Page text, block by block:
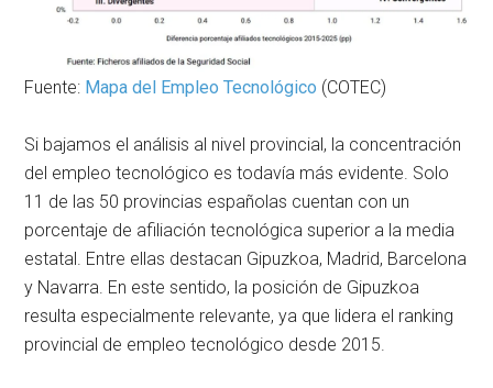
Fuente: Mapa del Empleo Tecnológico (COTEC)
Si bajamos el análisis al nivel provincial, la concentración
del empleo tecnológico es todavía más evidente. Solo
11 de las 50 provincias españolas cuentan con un
porcentaje de afiliación tecnológica superior a la media
estatal. Entre ellas destacan Gipuzkoa, Madrid, Barcelona
y Navarra. En este sentido, la posición de Gipuzkoa
resulta especialmente relevante, ya que lidera el ranking
provincial de empleo tecnológico desde 2015.